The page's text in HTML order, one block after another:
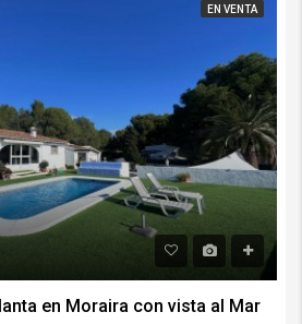
EN VENTA
en Moraira con vista al Mar